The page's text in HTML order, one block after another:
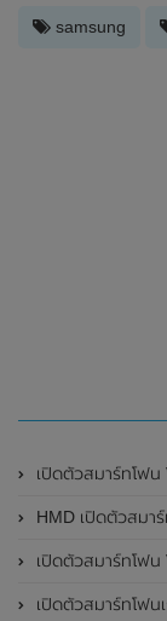
samsung
เปิดตัวสมาร์ทโฟน Vivo Y300 Pro อย่างเป็น
HMD เปิดตัวสมาร์ทโฟน
เปิดตัวสมาร์ทโฟน
เปิดตัวสมาร์ทโฟนเกมมิ่ง